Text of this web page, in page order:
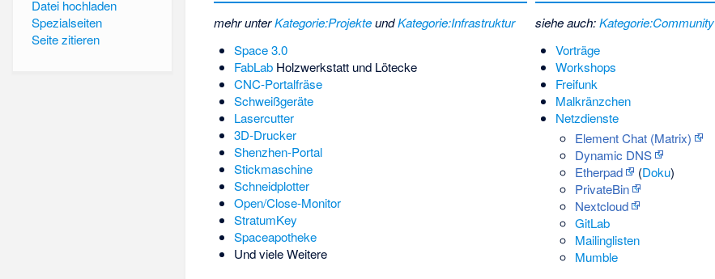
Datei hochladen
Spezialseiten
Seite zitieren
mehr unterKategorie:ProjekteundKategorie:Infrastruktur
Space 3.0
FabLabHolzwerkstatt und Lötecke
CNC-Portalfräse
Schweißgeräte
Lasercutter
3D-Drucker
Shenzhen-Portal
Stickmaschine
Schneidplotter
Open/Close-Monitor
StratumKey
Spaceapotheke
Und viele Weitere
siehe auch:Kategorie:Community
Vorträge
Workshops
Freifunk
Malkränzchen
Netzdienste
Element Chat (Matrix)
Dynamic DNS
Etherpad
(Doku)
PrivateBin
Nextcloud
GitLab
Mailinglisten
Mumble